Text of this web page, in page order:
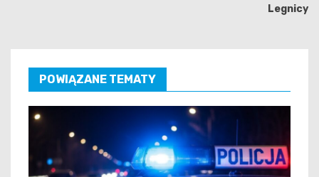
Legnicy
POWIĄZANE TEMATY